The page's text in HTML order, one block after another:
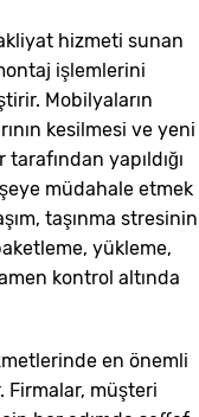
hizmeti sunan
işlemlerini
Mobilyaların
kesilmesi ve yeni
yapıldığı
müdahale etmek
taşınma stresinin
yükleme,
kontrol altında
en önemli
müşteri